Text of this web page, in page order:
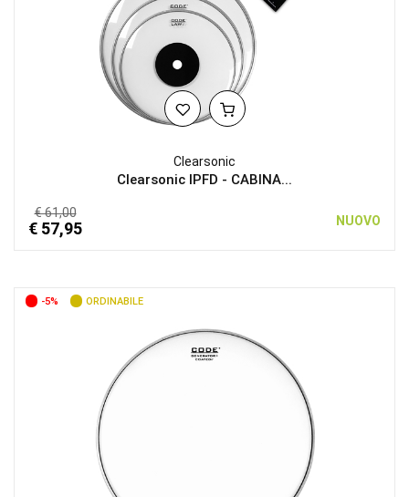
Clearsonic
Clearsonic IPFD - CABINA...
€ 61,00
€ 57,95 NUOVO
-5% ORDINABILE